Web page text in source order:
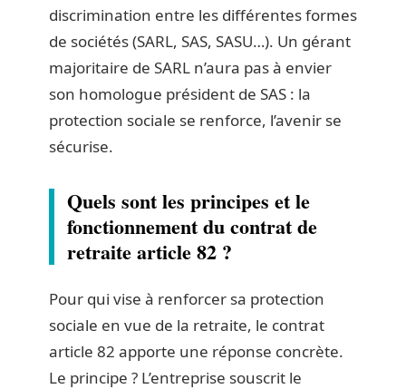
discrimination entre les différentes formes
de sociétés (SARL, SAS, SASU…). Un gérant
majoritaire de SARL n’aura pas à envier
son homologue président de SAS : la
protection sociale se renforce, l’avenir se
sécurise.
Quels sont les principes et le
fonctionnement du contrat de
retraite article 82 ?
Pour qui vise à renforcer sa protection
sociale en vue de la retraite, le contrat
article 82 apporte une réponse concrète.
Le principe ? L’entreprise souscrit le